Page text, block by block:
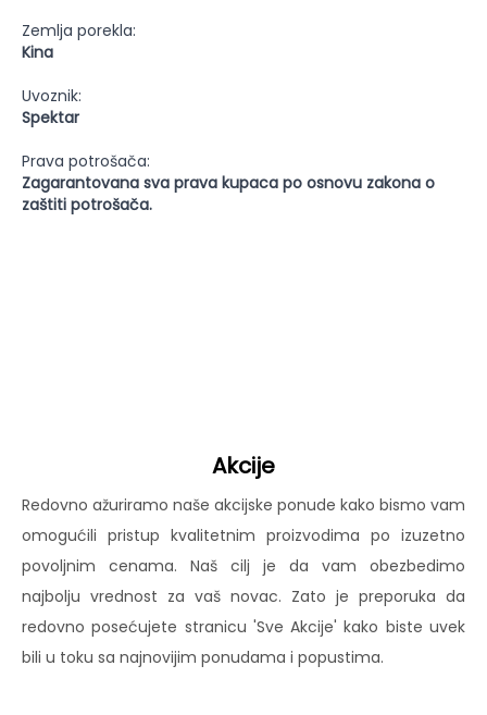
Zemlja porekla:
Kina
Uvoznik:
Spektar
Prava potrošača:
Zagarantovana sva prava kupaca po osnovu zakona o
zaštiti potrošača.
Akcije
Redovno ažuriramo naše akcijske ponude kako bismo vam
omogućili pristup kvalitetnim proizvodima po izuzetno
povoljnim cenama. Naš cilj je da vam obezbedimo
najbolju vrednost za vaš novac. Zato je preporuka da
redovno posećujete stranicu 'Sve Akcije' kako biste uvek
bili u toku sa najnovijim ponudama i popustima.